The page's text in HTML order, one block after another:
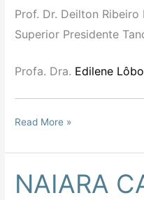
Prof. Dr. Deilton
Superior Presidente
Profa. Dra. Edilene Lôbo
Read More »
NAIARA
NAIARA
CARDOSO